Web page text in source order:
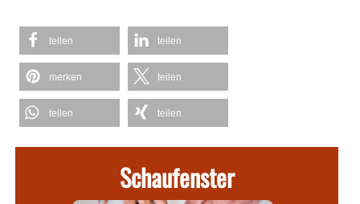
teilen teilen
merken teilen
teilen teilen
Schaufenster